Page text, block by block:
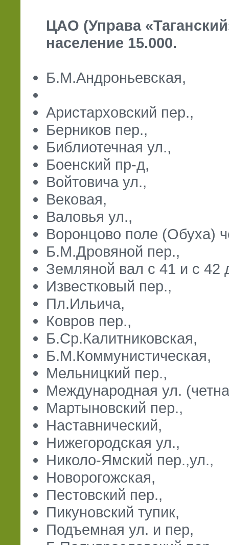
ЦАО (Управа
население 15.000.
Б.М.Андроньевская,
Аристарховский пер.,
Берников пер.,
Библиотечная ул.,
Боенский пр-д,
Войтовича ул.,
Вековая,
Валовья ул.,
Воронцово поле (Обуха)
Б.М.Дровяной пер.,
Земляной вал с 41 и с 42
Известковый пер.,
Пл.Ильича,
Ковров пер.,
Б.Ср.Калитниковская,
Б.М.Коммунистическая,
Мельницкий пер.,
Международная ул.
Мартыновский пер.,
Наставнический,
Нижегородская ул.,
Николо-Ямский пер.,ул.,
Новорогожская,
Пестовский пер.,
Пикуновский тупик,
Подъемная ул. и пер,